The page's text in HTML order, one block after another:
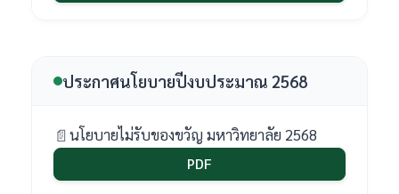
ประกาศนโยบายปีงบประมาณ 2568
นโยบายไม่รับของขวัญ มหาวิทยาลัย 2568
PDF